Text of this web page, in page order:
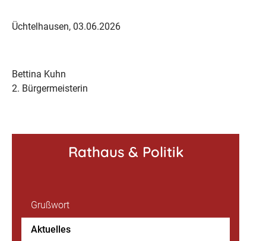
Üchtelhausen, 03.06.2026
Bettina Kuhn
2. Bürgermeisterin
Rathaus & Politik
Grußwort
Aktuelles